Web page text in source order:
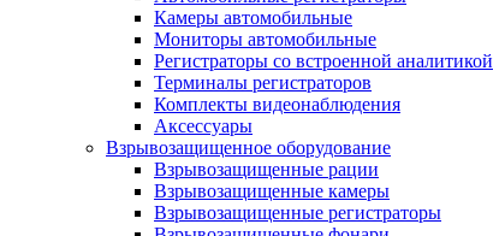
Камеры автомобильные
Мониторы автомобильные
Регистраторы со встроенной аналитикой
Терминалы регистраторов
Комплекты видеонаблюдения
Аксессуары
Взрывозащищенное оборудование
Взрывозащищенные рации
Взрывозащищенные камеры
Взрывозащищенные регистраторы